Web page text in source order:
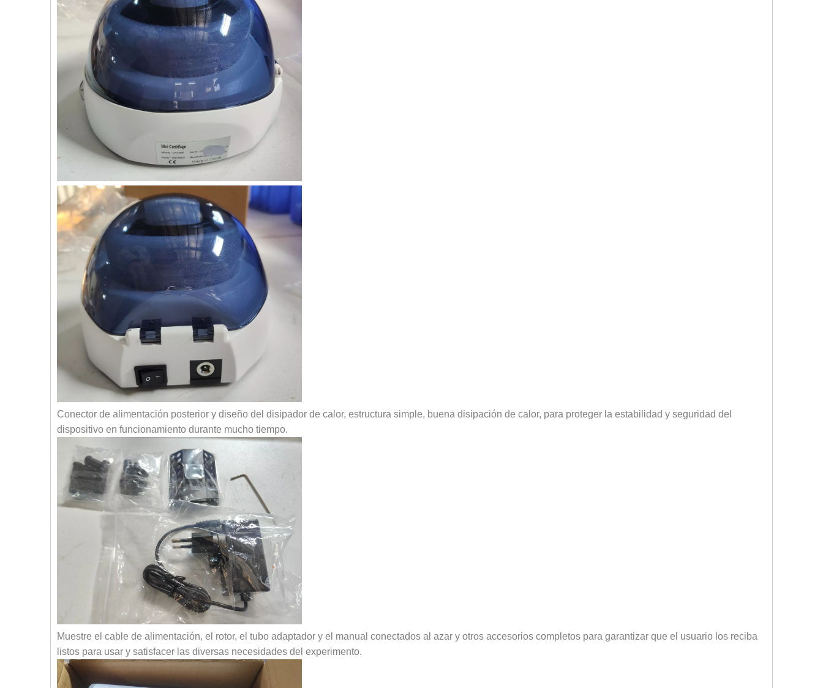
Conector de alimentación posterior y diseño del disipador de calor, estructura simple, buena disipación de calor, para proteger la estabilidad y seguridad del
dispositivo en funcionamiento durante mucho tiempo.
Muestre el cable de alimentación, el rotor, el tubo adaptador y el manual conectados al azar y otros accesorios completos para garantizar que el usuario los reciba
listos para usar y satisfacer las diversas necesidades del experimento.